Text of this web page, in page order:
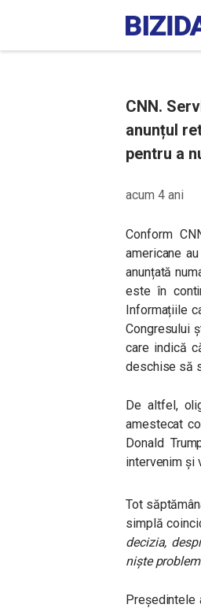
CNN.
anunțul
pentru a
acum 4 ani
Conform
americane
anunțată
este în
Informațiile
Congresului
care indică
deschise să
De altfel,
amestecat
Donald
intervenim și
Tot
simplă
decizia,
niște
Președintele